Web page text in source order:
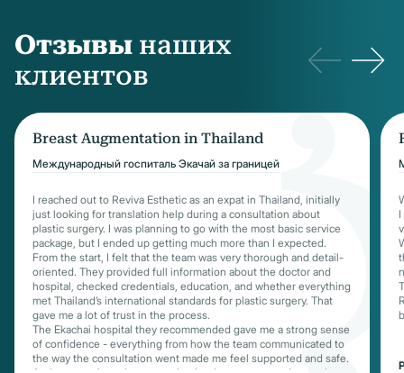
Отзывы наших
клиентов
Breast Augmentation in Thailand
Международный госпиталь Экачай за границей
I reached out to Reviva Esthetic as an expat in Thailand, initially
just looking for translation help during a consultation about
plastic surgery. I was planning to go with the most basic service
package, but I ended up getting much more than I expected.
From the start, I felt that the team was very thorough and detail-
oriented. They provided full information about the doctor and
hospital, checked credentials, education, and whether everything
met Thailand’s international standards for plastic surgery. That
gave me a lot of trust in the process.
The Ekachai hospital they recommended gave me a strong sense
of confidence - everything from how the team communicated to
the way the consultation went made me feel supported and safe.